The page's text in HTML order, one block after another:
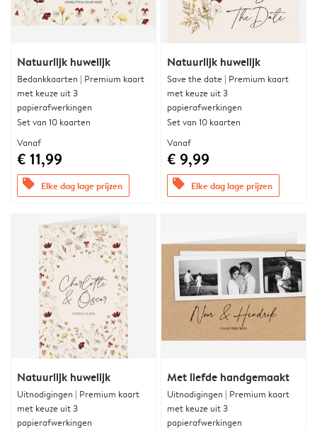
Natuurlijk huwelijk
Bedankkaarten | Premium kaart
met keuze uit 3
papierafwerkingen
Set van 10 kaarten
Vanaf
€ 11,99
offers Elke dag lage prijzen
Natuurlijk huwelijk
Save the date | Premium kaart
met keuze uit 3
papierafwerkingen
Set van 10 kaarten
Vanaf
€ 9,99
offers Elke dag lage prijzen
Natuurlijk huwelijk
Uitnodigingen | Premium kaart
met keuze uit 3
papierafwerkingen
Met liefde handgemaakt
Uitnodigingen | Premium kaart
met keuze uit 3
papierafwerkingen